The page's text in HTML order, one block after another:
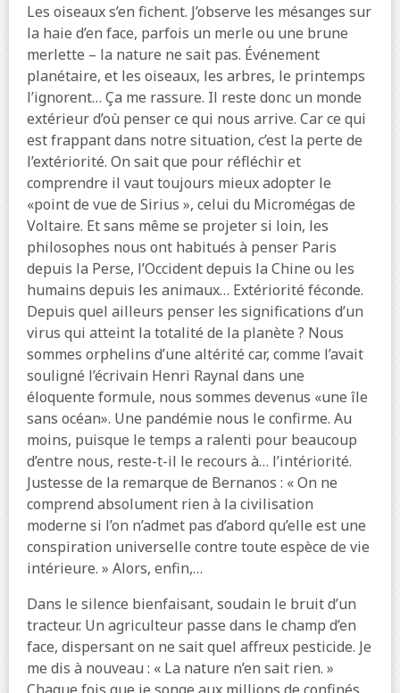
Les oiseaux s’en fichent. J’observe les mésanges sur
la haie d’en face, parfois un merle ou une brune
merlette – la nature ne sait pas. Événement
planétaire, et les oiseaux, les arbres, le printemps
l’ignorent… Ça me rassure. Il reste donc un monde
extérieur d’où penser ce qui nous arrive. Car ce qui
est frappant dans notre situation, c’est la perte de
l’extériorité. On sait que pour réfléchir et
comprendre il vaut toujours mieux adopter le
«point de vue de Sirius », celui du Micromégas de
Voltaire. Et sans même se projeter si loin, les
philosophes nous ont habitués à penser Paris
depuis la Perse, l’Occident depuis la Chine ou les
humains depuis les animaux… Extériorité féconde.
Depuis quel ailleurs penser les significations d’un
virus qui atteint la totalité de la planète ? Nous
sommes orphelins d’une altérité car, comme l’avait
souligné l’écrivain Henri Raynal dans une
éloquente formule, nous sommes devenus «une île
sans océan». Une pandémie nous le confirme. Au
moins, puisque le temps a ralenti pour beaucoup
d’entre nous, reste-t-il le recours à… l’intériorité.
Justesse de la remarque de Bernanos : « On ne
comprend absolument rien à la civilisation
moderne si l’on n’admet pas d’abord qu’elle est une
conspiration universelle contre toute espèce de vie
intérieure. » Alors, enfin,…
Dans le silence bienfaisant, soudain le bruit d’un
tracteur. Un agriculteur passe dans le champ d’en
face, dispersant on ne sait quel affreux pesticide. Je
me dis à nouveau : « La nature n’en sait rien. »